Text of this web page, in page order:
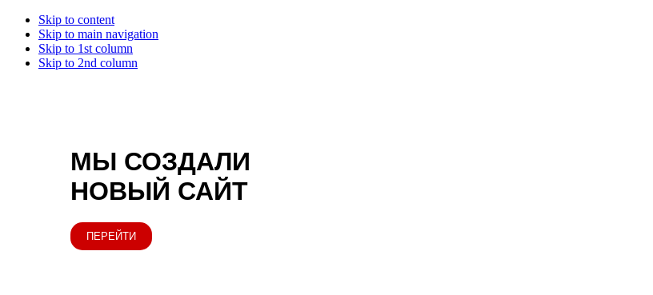
Skip to content
Skip to main navigation
Skip to 1st column
Skip to 2nd column
МЫ СОЗДАЛИ
НОВЫЙ САЙТ
ПЕРЕЙТИ